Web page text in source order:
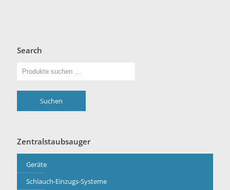
Search
Suchen
Zentralstaubsauger
Geräte
Schlauch-Einzugs-Systeme